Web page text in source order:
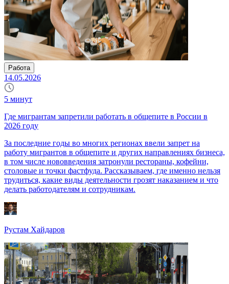
Работа
14.05.2026
5 минут
Где мигрантам запретили работать в общепите в России в
2026 году
За последние годы во многих регионах ввели запрет на
работу мигрантов в общепите и других направлениях бизнеса,
в том числе нововведения затронули рестораны, кофейни,
столовые и точки фастфуда. Рассказываем, где именно нельзя
трудиться, какие виды деятельности грозят наказанием и что
делать работодателям и сотрудникам.
Рустам Хайдаров